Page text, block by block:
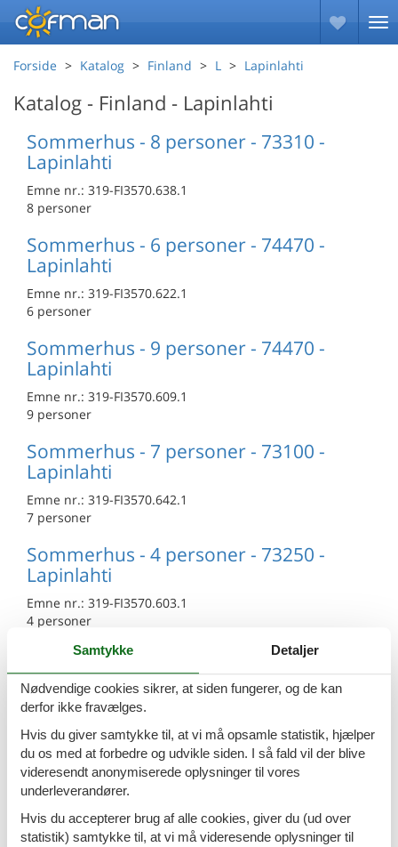
Forside Katalog Finland L Lapinlahti
Katalog - Finland - Lapinlahti
Sommerhus - 8 personer - 73310 -
Lapinlahti
Emne nr.: 319-FI3570.638.1
8 personer
Sommerhus - 6 personer - 74470 -
Lapinlahti
Emne nr.: 319-FI3570.622.1
6 personer
Sommerhus - 9 personer - 74470 -
Lapinlahti
Emne nr.: 319-FI3570.609.1
9 personer
Sommerhus - 7 personer - 73100 -
Lapinlahti
Emne nr.: 319-FI3570.642.1
7 personer
Sommerhus - 4 personer - 73250 -
Lapinlahti
Emne nr.: 319-FI3570.603.1
4 personer
Sommerhus - 8 personer - 73310 -
Lapinlahti
Emne nr.:319-FI3570.637.1
Sommerhus - 10 personer - 73230 -
Lapinlahti
Emne nr.:
319-FI3570.608.1
10 personer
Samtykke Detaljer
Nødvendige cookies sikrer, at siden fungerer, og de kan
derfor ikke fravælges.
Hvis du giver samtykke til, at vi må opsamle statistik, hjælper
du os med at forbedre og udvikle siden. I så fald vil der blive
videresendt anonymiserede oplysninger til vores
underleverandører.
Hvis du accepterer brug af alle cookies, giver du (ud over
statistik) samtykke til, at vi må videresende oplysninger til